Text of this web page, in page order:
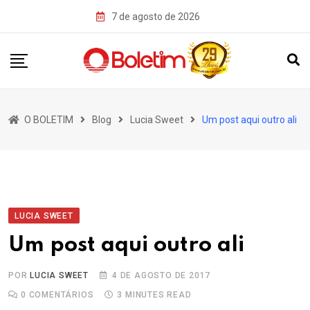
7 de agosto de 2026
O BOLETIM Blog Lucia Sweet Um post aqui outro ali
LUCIA SWEET
Um post aqui outro ali
POR LUCIA SWEET
4 DE AGOSTO DE 2017
0 COMENTÁRIOS 3 MINUTES READ